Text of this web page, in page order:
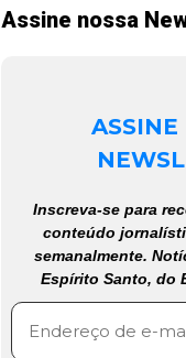
Assine nossa
ASSINE
Inscreva-se para
conteúdo
semanalmente.
Espírito Santo, do